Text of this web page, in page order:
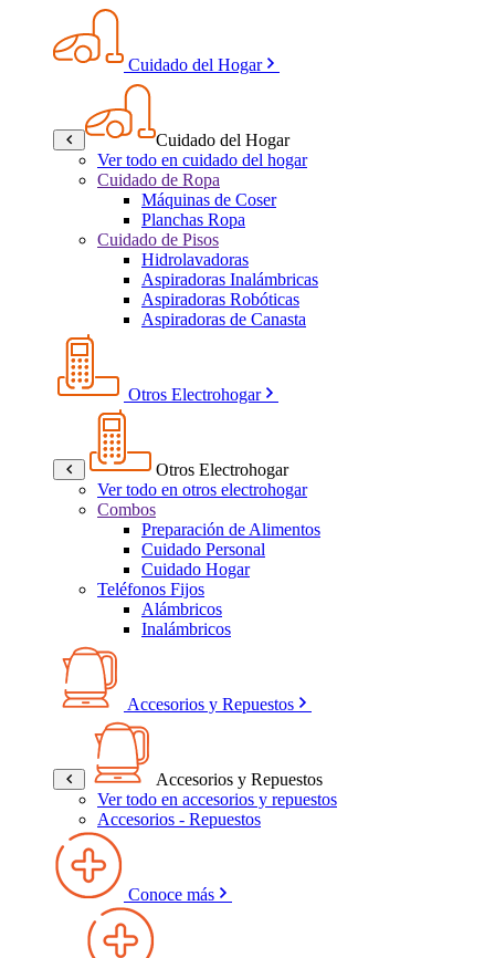
Cuidado del Hogar
Cuidado del Hogar
Ver todo en cuidado del hogar
Cuidado de Ropa
Máquinas de Coser
Planchas Ropa
Cuidado de Pisos
Hidrolavadoras
Aspiradoras Inalámbricas
Aspiradoras Robóticas
Aspiradoras de Canasta
Otros Electrohogar
Otros Electrohogar
Ver todo en otros electrohogar
Combos
Preparación de Alimentos
Cuidado Personal
Cuidado Hogar
Teléfonos Fijos
Alámbricos
Inalámbricos
Accesorios y Repuestos
Accesorios y Repuestos
Ver todo en accesorios y repuestos
Accesorios - Repuestos
Conoce más